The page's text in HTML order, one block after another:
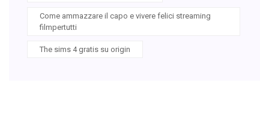
Come ammazzare il capo e vivere felici streaming
filmpertutti
The sims 4 gratis su origin